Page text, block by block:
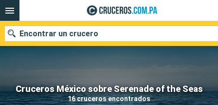
Cruceros México sobre Serenade of the Seas
16 cruceros encontrados
Encontrar un crucero
Nuestros destinos